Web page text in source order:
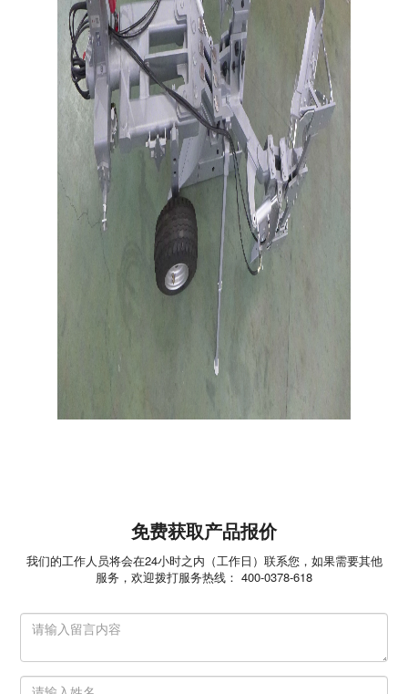
免费获取产品报价
我们的工作人员将会在24小时之内（工作日）联系您，如果需要其他
服务，欢迎拨打服务热线： 400-0378-618